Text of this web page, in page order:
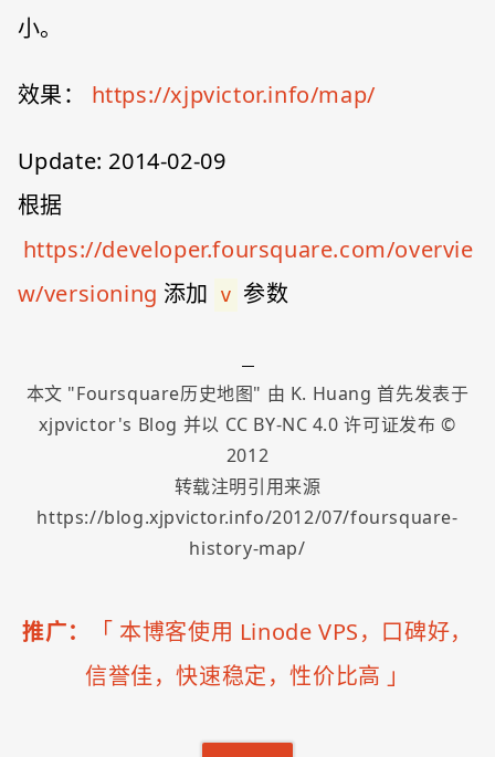
小。
效果： https://xjpvictor.info/map/
Update: 2014-02-09
根据
https://developer.foursquare.com/overvie
w/versioning 添加 v 参数
本文 "Foursquare历史地图" 由 K. Huang 首先发表于
xjpvictor's Blog 并以 CC BY-NC 4.0 许可证发布 ©
2012
转载注明引用来源
https://blog.xjpvictor.info/2012/07/foursquare-
history-map/
推广： 「 本博客使用 Linode VPS，口碑好，
信誉佳，快速稳定，性价比高 」